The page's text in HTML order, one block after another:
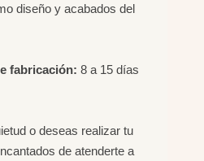
diseño y acabados del
fabricación: 8 a 15 días
o deseas realizar tu
de atenderte a